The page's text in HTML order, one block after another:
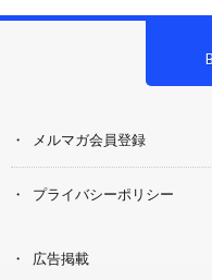
メルマガ会員登録
プライバシーポリシー
広告掲載